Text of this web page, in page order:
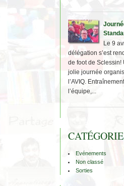
Le 9
délégation s’est
de foot de Sclessin!
jolie journée
l’AVIQ.
l’équipe,...
Evénements
Non classé
Sorties